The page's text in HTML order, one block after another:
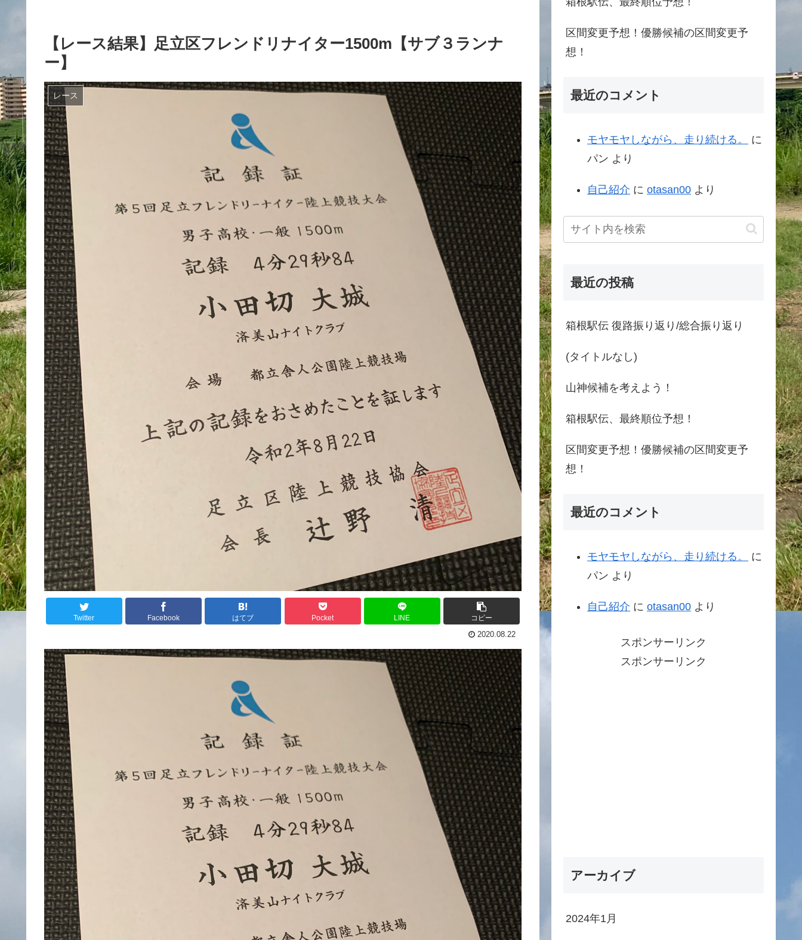
【レース結果】足立区フレンドリナイター1500m【サブ３ランナ
ー】
レース
Twitter Facebook はてブ Pocket LINE コピー
2020.08.22
区間変更予想！優勝候補の区間変更予
想！
最近のコメント
モヤモヤしながら、走り続ける。
に
パン より
自己紹介 に otasan00 より
最近の投稿
箱根駅伝 復路振り返り/総合振り返り
(タイトルなし)
山神候補を考えよう！
箱根駅伝、最終順位予想！
区間変更予想！優勝候補の区間変更予
想！
最近のコメント
モヤモヤしながら、走り続ける。
に
パン より
自己紹介 に otasan00 より
スポンサーリンク
スポンサーリンク
アーカイブ
2024年1月